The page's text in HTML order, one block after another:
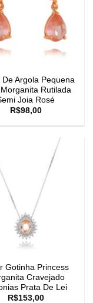
De Argola Pequena
Rutilada
Joia Rosé
R$98,00
Gotinha Princess
Cravejado
Prata De Lei
R$153,00